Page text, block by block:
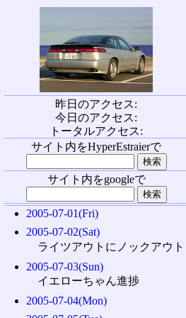
昨日のアクセス:
今日のアクセス:
トータルアクセス:
サイト内をHyperEstraierで
サイト内をgoogleで
2005-07-01(Fri)
2005-07-02(Sat)
ライツアウトにノックアウト
2005-07-03(Sun)
イエローちゃん進捗
2005-07-04(Mon)